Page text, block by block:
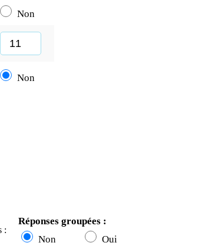
Non
Non
:
Réponses groupées :
Non
Oui